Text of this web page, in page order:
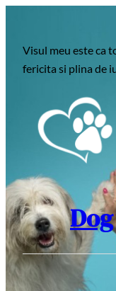
conținut
Visul meu este ca
fericita si plina de